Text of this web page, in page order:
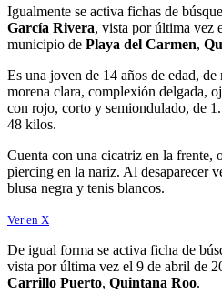
Igualmente se activa fichas de
García Rivera, vista por última vez
municipio de Playa del Carmen,
Es una joven de 14 años de edad,
morena clara, complexión delgada,
con rojo, corto y semiondulado, de
48 kilos.
Cuenta con una cicatriz en la frente,
piercing en la nariz. Al desaparecer
blusa negra y tenis blancos.
Ver en X
De igual forma se activa ficha de
vista por última vez el 9 de abril de
Carrillo Puerto, Quintana Roo.